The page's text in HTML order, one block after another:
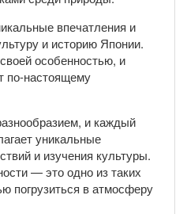
впечатления и
и историю Японии.
особенностью, и
по-настоящему
и каждый
уникальные
и изучения культуры.
— это одно из таких
погрузиться в атмосферу